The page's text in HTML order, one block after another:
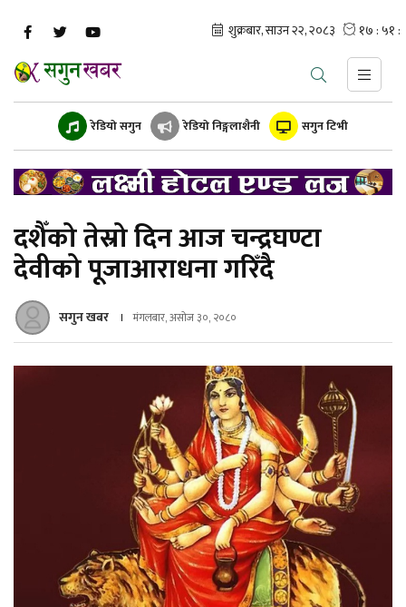
रेडियो सगुन रेडियो निङ्गलाशैनी सगुन टिभी
दशैँको तेस्रो दिन आज चन्द्रघण्टा
देवीको पूजाआराधना गरिँदै
सगुन खबर मंगलबार, असोज ३०, २०८०